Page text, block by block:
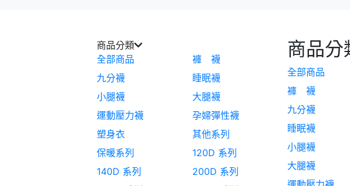
商品分類
全部商品
褲 襪
九分襪
睡眠襪
小腿襪
大腿襪
運動壓力襪
孕婦彈性襪
塑身衣
其他系列
保暖系列
120D 系列
140D 系列
200D 系列
商品分
全部商品
褲 襪
九分襪
睡眠襪
小腿襪
大腿襪